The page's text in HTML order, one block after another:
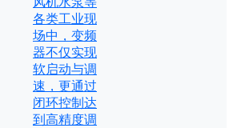
各类工业现
场中，变频
器不仅实现
软启动与调
速，更通过
闭环控制达
到高精度调